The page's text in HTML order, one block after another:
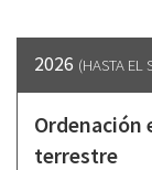
2026 (HASTA EL
Ordenación
terrestre